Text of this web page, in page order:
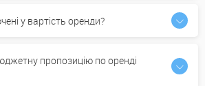
у вартість оренди?
пропозицію по оренді